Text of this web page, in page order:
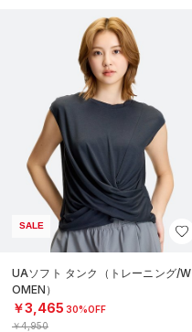
SALE
UAソフト タンク（トレーニング/W
OMEN）
￥3,465 30%OFF
￥4,950